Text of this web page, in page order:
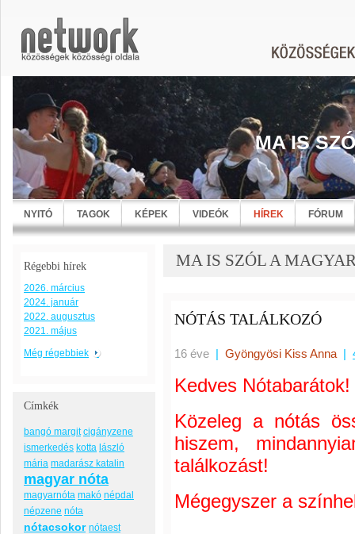
MA IS
NYITÓ TAGOK KÉPEK VIDEÓK HÍREK FÓRUM
Régebbi hírek
2026. március
2024. január
2022. augusztus
2021. május
Még régebbiek
Címkék
bangó margit cigányzene
ismerkedés kotta lászló
mária madarász katalin
magyar nóta
magyarnóta makó népdal
népzene nóta
nótacsokor nótaest
MA IS SZÓL A
NÓTÁS TALÁLKOZÓ
16 éve | Gyöngyösi Kiss Anna |
Kedves Nótabarátok!
Közeleg a nótás
hiszem,
találkozást!
Mégegyszer a